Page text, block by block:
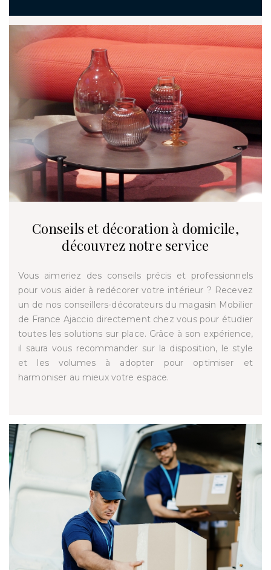
Conseils et décoration à domicile,
découvrez notre service
Vous aimeriez des conseils précis et professionnels
pour vous aider à redécorer votre intérieur ? Recevez
un de nos conseillers-décorateurs du magasin Mobilier
de France Ajaccio directement chez vous pour étudier
toutes les solutions sur place. Grâce à son expérience,
il saura vous recommander sur la disposition, le style
et les volumes à adopter pour optimiser et
harmoniser au mieux votre espace.